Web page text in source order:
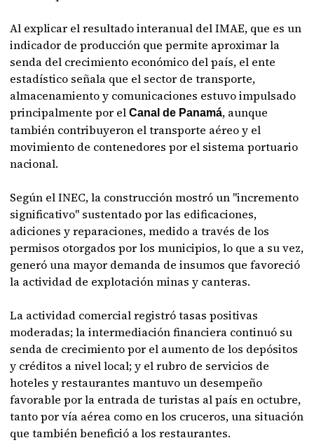
Al explicar el resultado interanual del IMAE, que es un
indicador de producción que permite aproximar la
senda del crecimiento económico del país, el ente
estadístico señala que el sector de transporte,
almacenamiento y comunicaciones estuvo impulsado
principalmente por elCanal de Panamá, aunque
también contribuyeron el transporte aéreo y el
movimiento de contenedores por el sistema portuario
nacional.
Según el INEC, la construcción mostró un "incremento
significativo" sustentado por las edificaciones,
adiciones y reparaciones, medido a través de los
permisos otorgados por los municipios, lo que a su vez,
generó una mayor demanda de insumos que favoreció
la actividad de explotación minas y canteras.
La actividad comercial registró tasas positivas
moderadas; la intermediación financiera continuó su
senda de crecimiento por el aumento de los depósitos
y créditos a nivel local; y el rubro de servicios de
hoteles y restaurantes mantuvo un desempeño
favorable por la entrada de turistas al país en octubre,
tanto por vía aérea como en los cruceros, una situación
que también benefició a los restaurantes.